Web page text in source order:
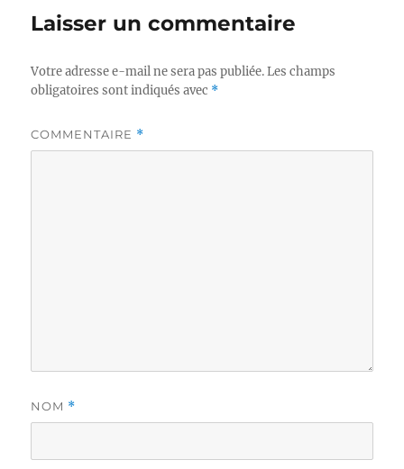
Laisser un commentaire
Votre adresse e-mail ne sera pas publiée. Les champs
obligatoires sont indiqués avec *
COMMENTAIRE *
NOM *